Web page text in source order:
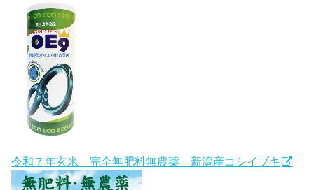
令和７年玄米 完全無肥料無農薬 新潟産コシイブキ